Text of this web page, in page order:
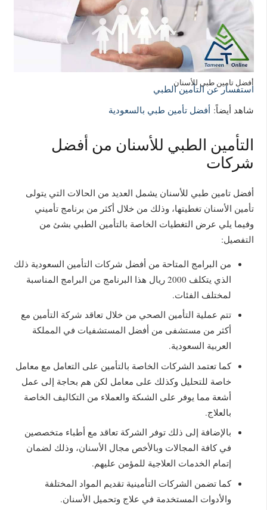
أفضل تامين طبي للأسنان
استفسار عن التأمين الطبي
شاهد أيضاً:أفضل تأمين طبي بالسعودية
التأمين الطبي للأسنان من أفضل
شركات
أفضل تامين طبي للأسنان يشمل العديد من الحالات التي يتولى
تأمين الأسنان تغطيتها، وذلك من خلال أكثر من برنامج تأميني
وفيما يلي عرض التغطيات الخاصة بالتأمين الطبي بشئ من
التفصيل:
من البرامج المتاحة من أفضل شركات التأمين السعودية ذلك
الذي يتكلف 2000 ريال هذا البرنامج من البرامج المناسبة
لمختلف الفئات.
تتم عملية التأمين الصحي من خلال تعاقد شركة التأمين مع
أكثر من مستشفى من أفضل المستشفيات في المملكة
العربية السعودية.
كما تعتمد الشركات الخاصة بالتأمين على التعامل مع معامل
خاصة للتحليل وكذلك على معامل لكن هم بحاجة إلى عمل
أشعة مما يوفر على الشىكة والعملاء من التكاليف الخاصة
بالعلاج.
بالإضافة إلى ذلك توفر الشركة تعاقد مع أطباء متخصصين
في كافة المجالات وبالأخص مجال الأسنان، وذلك لضمان
إتمام الخدمات العلاجية للمؤمن عليهم.
كما تضمن الشركات التأمينية تقديم المواد المختلفة
والأدوات المستخدمة في علاج وتحميل الأسنان.